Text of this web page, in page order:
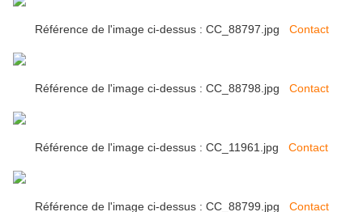
Référence de l'image ci-dessus : CC_88797.jpg Contact
Référence de l'image ci-dessus : CC_88798.jpg Contact
Référence de l'image ci-dessus : CC_11961.jpg Contact
Référence de l'image ci-dessus : CC_88799.jpg Contact